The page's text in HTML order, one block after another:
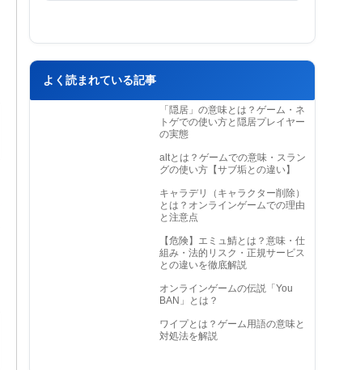
よく読まれている記事
「隠居」の意味とは？ゲーム・ネ
トゲでの使い方と隠居プレイヤー
の実態
altとは？ゲームでの意味・スラン
グの使い方【サブ垢との違い】
キャラデリ（キャラクター削除）
とは？オンラインゲームでの理由
と注意点
【危険】エミュ鯖とは？意味・仕
組み・法的リスク・正規サービス
との違いを徹底解説
オンラインゲームの伝説「You
BAN」とは？
ワイプとは？ゲーム用語の意味と
対処法を解説